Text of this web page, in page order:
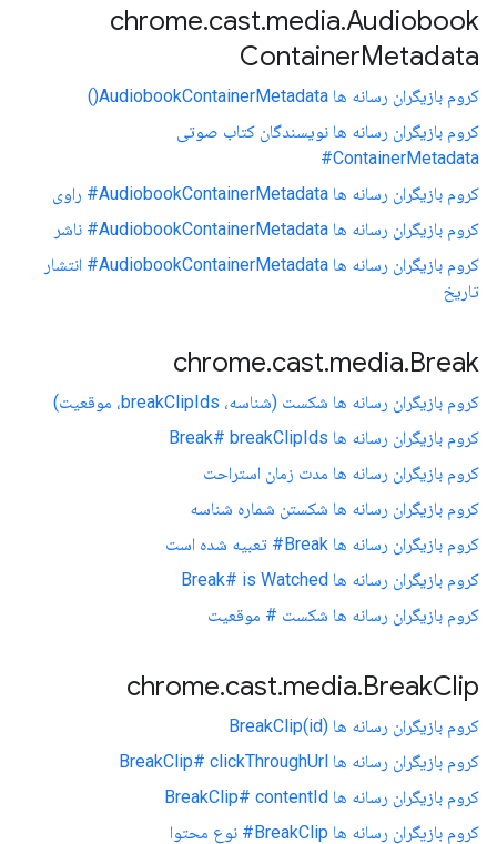
chrome.cast.media.Audiobook
ContainerMetadata
کروم بازیگران رسانه ها AudiobookContainerMetadata()
کروم بازیگران رسانه ها نویسندگان کتاب صوتی
ContainerMetadata#
کروم بازیگران رسانه ها AudiobookContainerMetadata# راوی
کروم بازیگران رسانه ها AudiobookContainerMetadata# ناشر
کروم بازیگران رسانه ها AudiobookContainerMetadata# انتشار
تاریخ
chrome.cast.media.Break
کروم بازیگران رسانه ها شکست (شناسه، breakClipIds، موقعیت)
کروم بازیگران رسانه ها Break# breakClipIds
کروم بازیگران رسانه ها مدت زمان استراحت
کروم بازیگران رسانه ها شکستن شماره شناسه
کروم بازیگران رسانه ها Break# تعبیه شده است
کروم بازیگران رسانه ها Break# is Watched
کروم بازیگران رسانه ها شکست # موقعیت
chrome.cast.media.BreakClip
کروم بازیگران رسانه ها BreakClip(id)
کروم بازیگران رسانه ها BreakClip# clickThroughUrl
کروم بازیگران رسانه ها BreakClip# contentId
کروم بازیگران رسانه ها BreakClip# نوع محتوا